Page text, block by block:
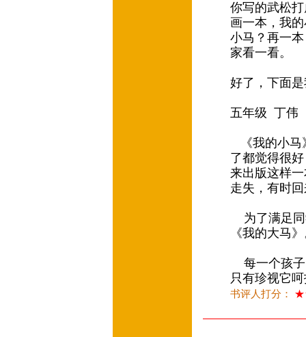
你写的武松
画一本，我
小马？再一
家看一看。
好了，下面
五年级 丁伟
《我的小马
了都觉得很
来出版这样
走失，有时
为了满足同
《我的大马
每一个孩子
只有珍视它
书评人打分：